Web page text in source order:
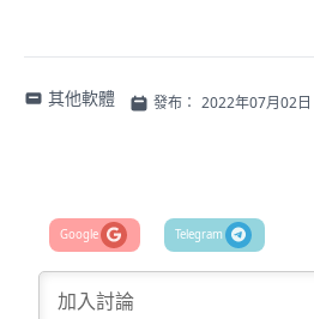
其他軟體 發布： 2022年07月02日